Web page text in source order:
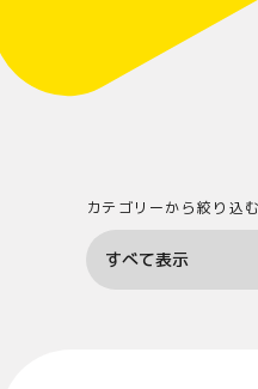
カテゴリーから絞り込む